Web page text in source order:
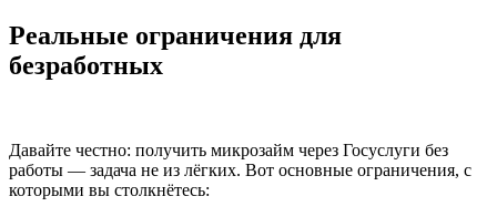
Реальные ограничения для
безработных
Давайте честно: получить микрозайм через Госуслуги без
работы — задача не из лёгких. Вот основные ограничения, с
которыми вы столкнётесь: